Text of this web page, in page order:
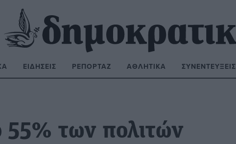
ΕΙΔΉΣΕΙΣ ΡΕΠΟΡΤΆΖ ΑΘΛΗΤΙΚΆ ΣΥΝΕΝΤΕΎΞΕΙΣ
των πολιτών